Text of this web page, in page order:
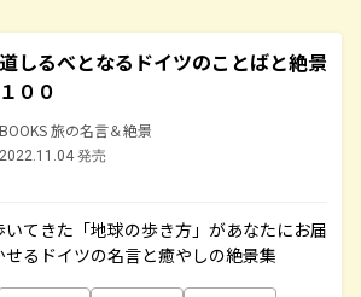
道しるべとなるドイツのことばと絶景
１００
BOOKS 旅の名言＆絶景
2022.11.04 発売
てきた「地球の歩き方」があなたにお届
るドイツの名言と癒やしの絶景集